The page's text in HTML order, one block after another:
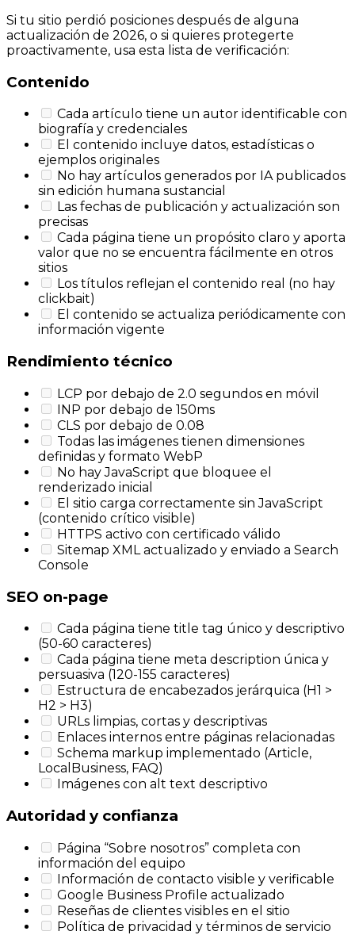
Si tu sitio perdió posiciones después de alguna
actualización de 2026, o si quieres protegerte
proactivamente, usa esta lista de verificación:
Contenido
Cada artículo tiene un autor identificable con
biografía y credenciales
El contenido incluye datos, estadísticas o
ejemplos originales
No hay artículos generados por IA publicados
sin edición humana sustancial
Las fechas de publicación y actualización son
precisas
Cada página tiene un propósito claro y aporta
valor que no se encuentra fácilmente en otros
sitios
Los títulos reflejan el contenido real (no hay
clickbait)
El contenido se actualiza periódicamente con
información vigente
Rendimiento técnico
LCP por debajo de 2.0 segundos en móvil
INP por debajo de 150ms
CLS por debajo de 0.08
Todas las imágenes tienen dimensiones
definidas y formato WebP
No hay JavaScript que bloquee el
renderizado inicial
El sitio carga correctamente sin JavaScript
(contenido crítico visible)
HTTPS activo con certificado válido
Sitemap XML actualizado y enviado a Search
Console
SEO on-page
Cada página tiene title tag único y descriptivo
(50-60 caracteres)
Cada página tiene meta description única y
persuasiva (120-155 caracteres)
Estructura de encabezados jerárquica (H1 >
H2 > H3)
URLs limpias, cortas y descriptivas
Enlaces internos entre páginas relacionadas
Schema markup implementado (Article,
LocalBusiness, FAQ)
Imágenes con alt text descriptivo
Autoridad y confianza
Página “Sobre nosotros” completa con
información del equipo
Información de contacto visible y verificable
Google Business Profile actualizado
Reseñas de clientes visibles en el sitio
Política de privacidad y términos de servicio